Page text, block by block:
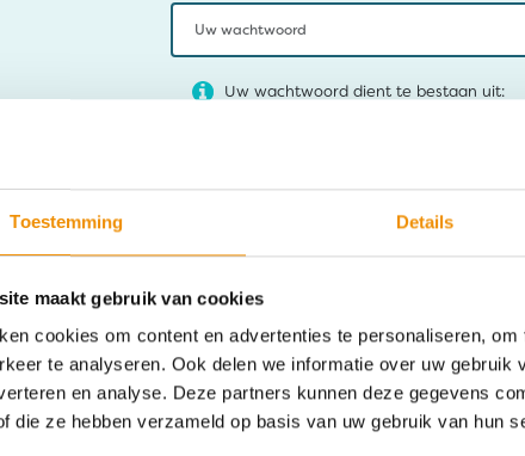
Toestemming Details
maakt gebruik van cookies
cookies om content en advertenties te personaliseren,
te analyseren. Ook delen we informatie over uw
en analyse. Deze partners kunnen deze gegevens
die ze hebben verzameld op basis van uw gebruik van hun
Uw wachtwoord dient te bestaan uit:
Een speciaal teken
Herhaal wachtwoord
Mobiel telefoonnummer